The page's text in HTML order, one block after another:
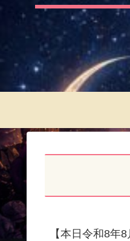
【本日令和8年